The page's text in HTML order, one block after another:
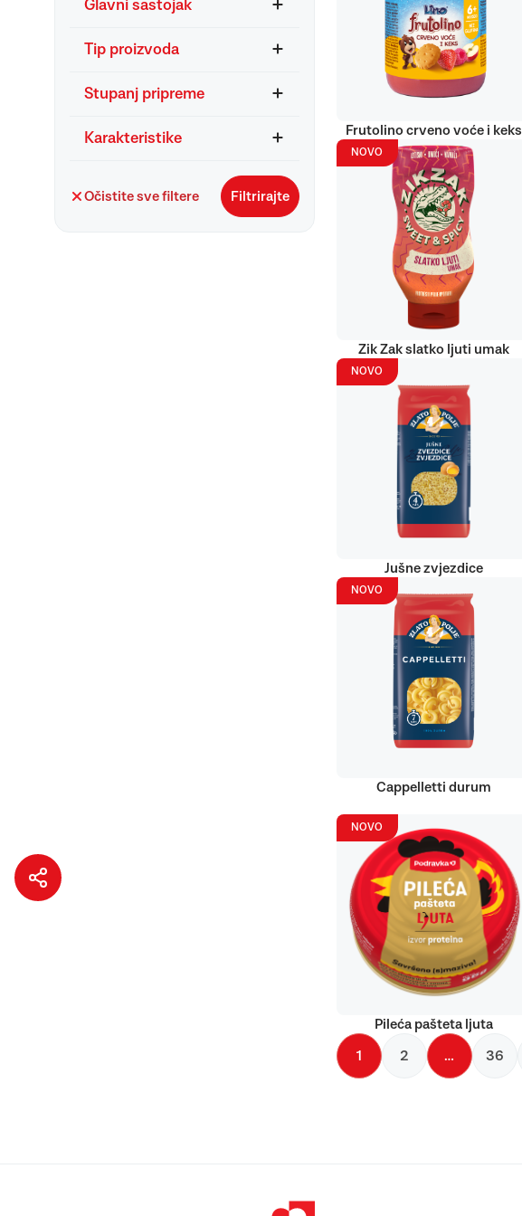
Glavni sastojak
Tip proizvoda
Stupanj pripreme
Karakteristike
Očistite sve filtere Filtrirajte
Frutolino crveno voće i keks
NOVO
Zik Zak slatko ljuti umak
NOVO
Jušne zvjezdice
NOVO
Cappelletti durum
NOVO
Pileća pašteta ljuta
1 2 … 36